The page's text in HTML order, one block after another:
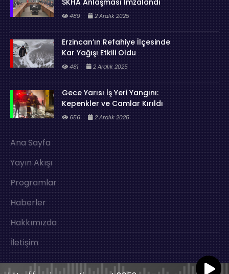
489 2 Aralık 2025
Erzincan’ın Refahiye İlçesinde
Kar Yağışı Etkili Oldu
481 2 Aralık 2025
Gece Yarısı İş Yeri Yangını:
Kepenkler ve Camlar Kırıldı
656 2 Aralık 2025
Ana Sayfa
Yayın Akışı
Programlar
Haberler
Hakkımızda
İletişim